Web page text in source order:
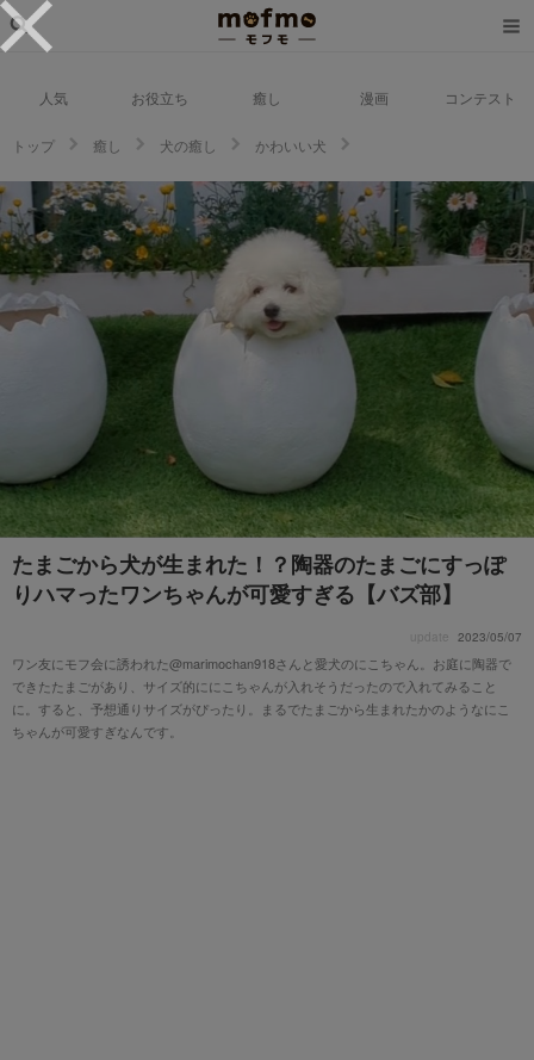
人気 お役立ち 癒し 漫画 コンテスト
トップ 癒し 犬の癒し
かわいい犬
可愛すぎる【バズ部】
たまごから犬が生まれた！？陶器のたまごにすっぽ
りハマったワンちゃんが可愛すぎる【バズ部】
update 2023/05/07
ワン友にモフ会に誘われた@marimochan918さんと愛犬のにこちゃん。お庭に陶器で
できたたまごがあり、サイズ的ににこちゃんが入れそうだったので入れてみること
に。すると、予想通りサイズがぴったり。まるでたまごから生まれたかのようなにこ
ちゃんが可愛すぎなんです。